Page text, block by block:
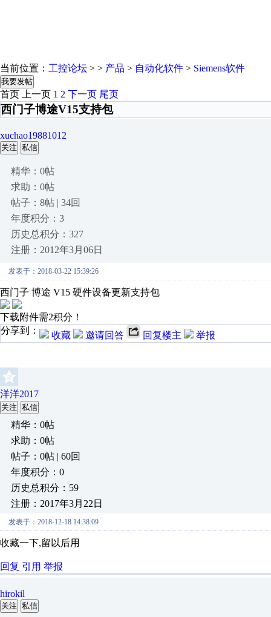
当前位置： 工控论坛 > > 产品 > 自动化软件 > Siemens软件
我要发帖
首页 上一页 1 2 下一页 尾页
西门子博途V15支持包
xuchao19881012
关注 私信
精华：0帖
求助：0帖
帖子：8帖 | 34回
年度积分：3
历史总积分：327
注册：2012年3月06日
发表于：2018-03-22 15:39:26
西门子 博途 V15 硬件设备更新支持包
下载附件需2积分！
分享到：
收藏 邀请回答 回复楼主 举报
洋洋2017
关注 私信
精华：0帖
求助：0帖
帖子：0帖 | 60回
年度积分：0
历史总积分：59
注册：2017年3月22日
发表于：2018-12-18 14:38:09
收藏一下,留以后用
回复 引用 举报
hirokil
关注 私信